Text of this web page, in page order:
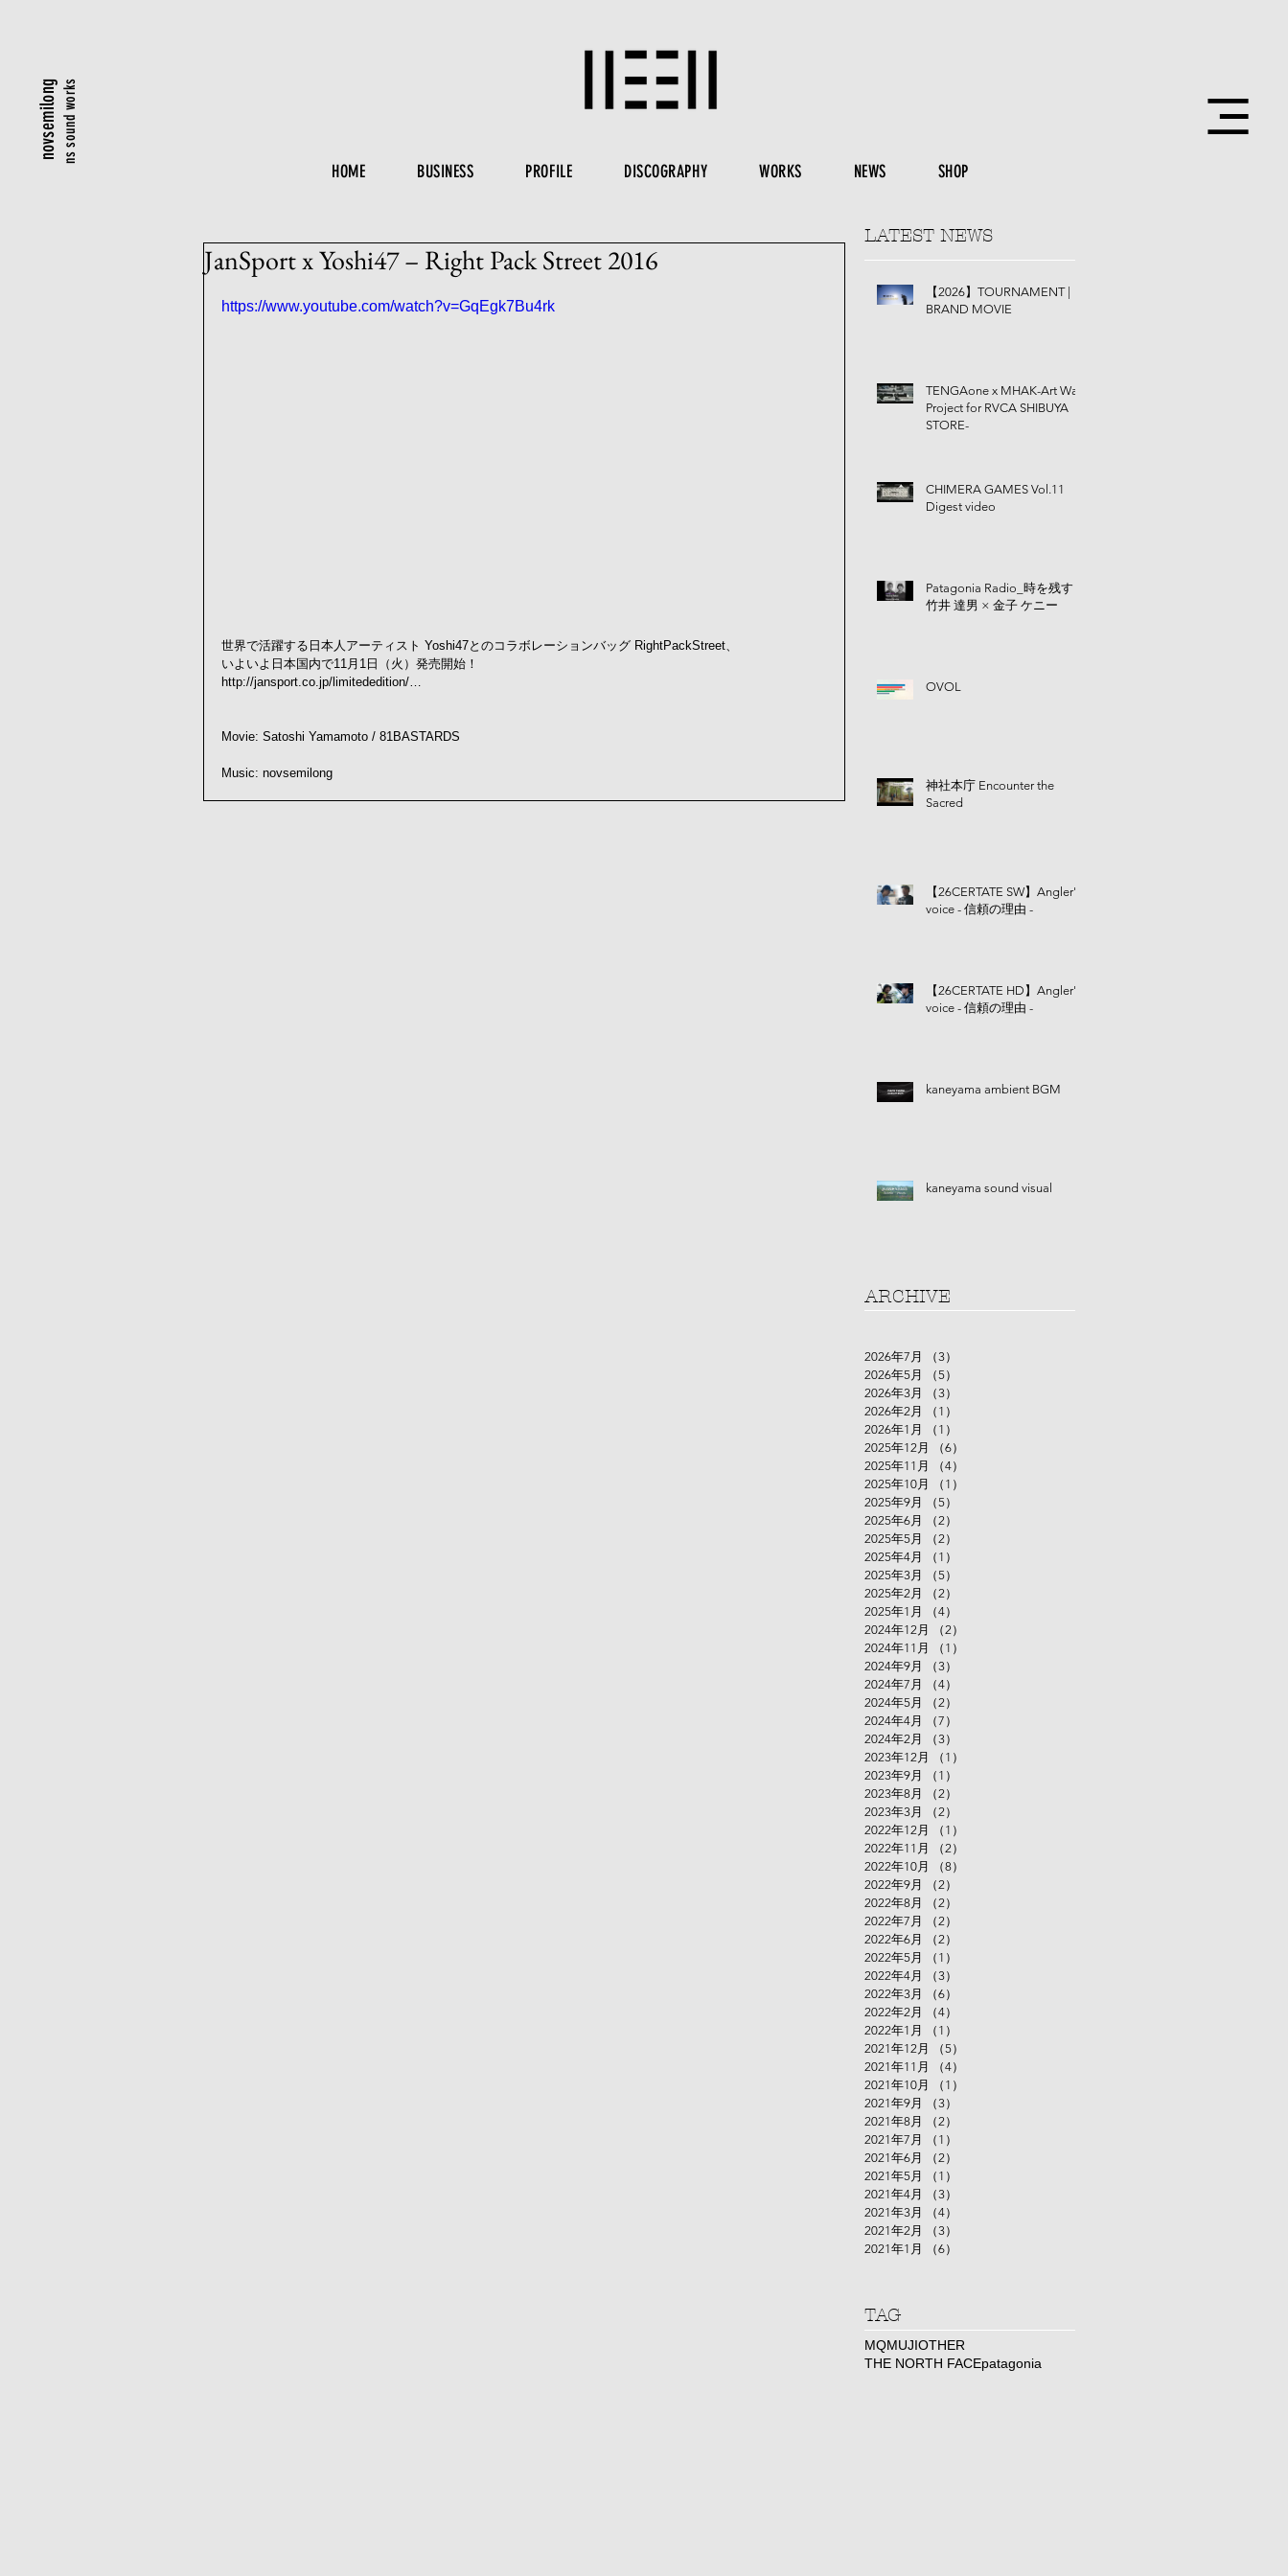
ns sound works
novsemilong
HOME BUSINESS PROFILE DISCOGRAPHY WORKS NEWS SHOP
JanSport x Yoshi47 – Right Pack Street 2016
https://www.youtube.com/watch?v=GqEgk7Bu4rk
世界で活躍する日本人アーティスト Yoshi47とのコラボレーションバッグ RightPackStreet、
いよいよ日本国内で11月1日（火）発売開始！
http://jansport.co.jp/limitededition/…
Movie: Satoshi Yamamoto / 81BASTARDS
Music: novsemilong
LATEST NEWS
【2026】TOURNAMENT |
BRAND MOVIE
TENGAone x MHAK-Art Wall
Project for RVCA SHIBUYA
STORE-
CHIMERA GAMES Vol.11
Digest video
Patagonia Radio_時を残す |
竹井 達男 × 金子 ケニー
OVOL
神社本庁 Encounter the
Sacred
【26CERTATE SW】Angler's
voice - 信頼の理由 -
【26CERTATE HD】Angler's
voice - 信頼の理由 -
kaneyama ambient BGM
kaneyama sound visual
ARCHIVE
2026年7月 （3）
2026年5月
（5）
2026年3月
（3）
2026年2月
（1）
2026年1月
（1）
2025年12月
（6）
2025年11月
（4）
2025年10月
（1）
2025年9月
（5）
2025年6月
（2）
2025年5月
（2）
2025年4月
（1）
2025年3月
（5）
2025年2月
（2）
2025年1月
（4）
2024年12月
（2）
2024年11月
（1）
2024年9月
（3）
2024年7月
（4）
2024年5月
（2）
2024年4月
（7）
2024年2月
（3）
2023年12月
（1）
2023年9月
（1）
2023年8月
（2）
2023年3月
（2）
2022年12月
（1）
2022年11月
（2）
2022年10月
（8）
2022年9月
（2）
2022年8月
（2）
2022年7月
（2）
2022年6月
（2）
2022年5月
（1）
2022年4月
（3）
2022年3月
（6）
2022年2月
（4）
2022年1月
（1）
2021年12月
（5）
2021年11月
（4）
2021年10月
（1）
2021年9月
（3）
2021年8月
（2）
2021年7月
（1）
2021年6月
（2）
2021年5月
（1）
2021年4月
（3）
2021年3月
（4）
2021年2月
（3）
2021年1月
（6）
​TAG
MQMUJIOTHER
THE NORTH FACEpatagonia